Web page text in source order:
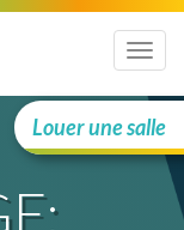
Menu
Louer une salle